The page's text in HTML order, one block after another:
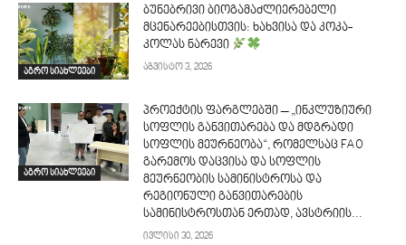
აგრო სიახლეები
ბუნებრივი ბიოგამაძლიერებელი
მცენარეებისთვის: ხახვისა და კოკა-
კოლას ნარევი
აგვისტო 3, 2026
აგრო სიახლეები
პროექტის ფარგლებში – „ინკლუზიური
სოფლის განვითარება და მდგრადი
სოფლის მეურნეობა“, რომელსაც FAO
გარემოს დაცვისა და სოფლის
მეურნეობის სამინისტროსა და
რეგიონული განვითარების
სამინისტროსთან ერთად, ავსტრიის...
ივლისი 30, 2026